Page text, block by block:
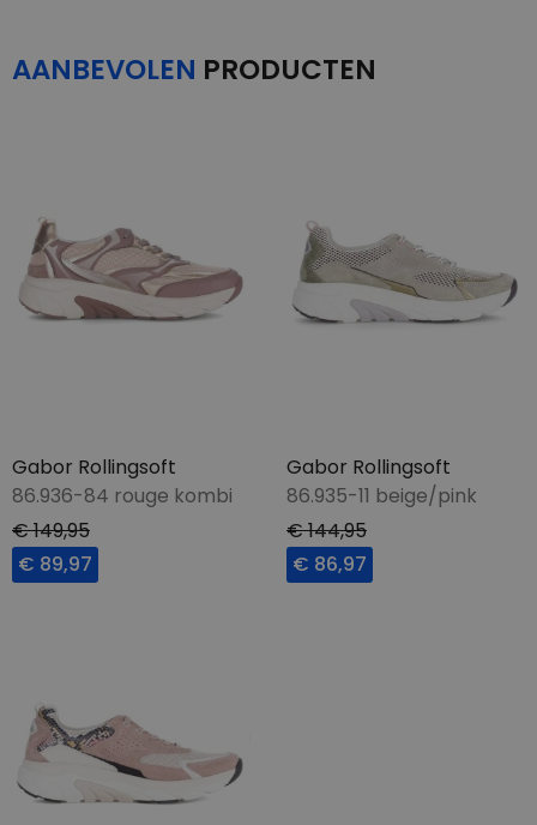
AANBEVOLEN PRODUCTEN
Gabor Rollingsoft
86.936-84 rouge kombi
€ 149,95
€ 89,97
Gabor Rollingsoft
86.935-11 beige/pink
€ 144,95
€ 86,97